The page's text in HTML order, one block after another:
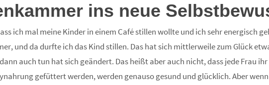
ins neue
ich mal meine Kinder in einem Café stillen wollte und ich sehr energisch
und da durfte ich das Kind stillen. Das hat sich mittlerweile zum Glück
auch tun hat sich geändert. Das heißt aber auch nicht, dass jede Frau
gefüttert werden, werden genauso gesund und glücklich. Aber